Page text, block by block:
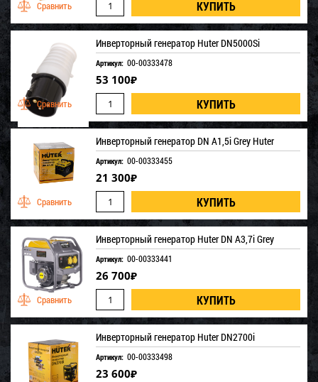
Инверторный генератор Huter DN5000Si
Артикул: 00-00333478
53 100₽
Инверторный генератор DN А1,5i Grey Huter
Артикул: 00-00333455
21 300₽
Инверторный генератор Huter DN A3,7i Grey
Артикул: 00-00333441
26 700₽
Инверторный генератор Huter DN2700i
Артикул: 00-00333498
23 600₽